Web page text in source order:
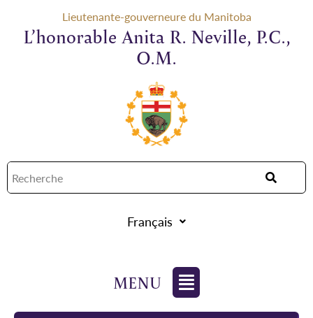
Lieutenante-gouverneure du Manitoba
L’honorable Anita R. Neville, P.C.,
O.M.
Français